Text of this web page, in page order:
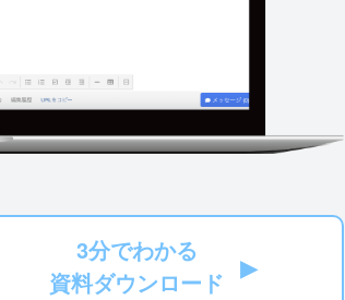
3分でわかる
資料ダウンロード